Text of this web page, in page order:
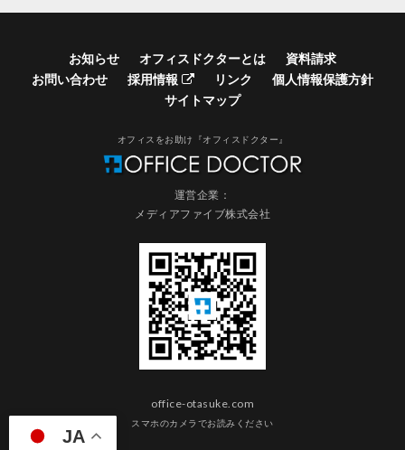
お知らせ オフィスドクターとは
資料請求
お問い合わせ
採用情報 リンク
個人情報保護方針
サイトマップ
オフィスをお助け『オフィスドクター』
運営企業：
メディアファイブ株式会社
office-otasuke.com
スマホのカメラでお読みください
JA